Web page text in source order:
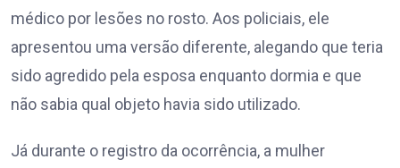
médico por lesões no rosto. Aos policiais, ele
apresentou uma versão diferente, alegando que teria
sido agredido pela esposa enquanto dormia e que
não sabia qual objeto havia sido utilizado.
Já durante o registro da ocorrência, a mulher